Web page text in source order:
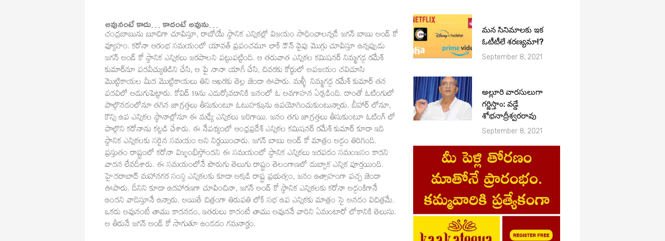
అవునంటే కాదు… కాదంటే అవును…
చంద్రబాబును బూచిగా చూపిస్తూ, రాబోయే స్థానిక ఎన్నికల్లో విజయం సాధించాలన్నదే జగన్ బాబు అండ్ కో
వ్యూహం. కరోనా ఆరంభ సమయంలో యావత్ ప్రపంచమూ లాక్ డౌన్ వైపు మొగ్గు చూపిస్తూ ఉన్నప్పుడు
జగన్ అండ్ కో స్థానిక ఎన్నికలు జరపాలని పట్టుపట్టింది. ఆ తరువాత ఎన్నికల కమిషనర్ నిమ్మగడ్డ రమేశ్
కుమార్‌నూ పదవీచ్యుతిడిని చేసి, ఆ పై నానా యాగీ చేసి, చివరకు కోర్టులో అపజయం చవిచూసి
మొట్టికాయల మీద మొట్టికాయలు తిని ఆఖరకు తెల్ల జెండా ఊపారు. మళ్ళీ నిమ్మగడ్డ రమేశ్ కుమార్ తన
పదవిలో అడుగుపెట్టారు. కోవిడ్ 19ను ఎదుర్కోవడానికి జనంలో ఓ అవగాహన ఏర్పడింది. దాంతో ఓటింగులో
పాల్గొనడంలోనూ తగిన జాగ్రత్తలు తీసుకుంటూ ఓటుహక్కును ఉపయోగించుకుంటున్నారు. బీహార్ లోనూ,
కొన్ని ఉప ఎన్నికల స్థానాల్లోనూ ఈ మధ్యే ఎన్నికలు జరిగాయి. జనం తగు జాగ్రత్తలు తీసుకుంటూ ఓటింగ్ లో
పాల్గొని కరోనాను కట్టడి చేశారు. ఈ నేపథ్యంలో ఆంధ్రప్రదేశ్ ఎన్నికల కమిషనర్ రమేశ్ కుమార్ కూడా ఇది
స్థానిక ఎన్నికలకు సరైన సమయం అని నిర్ణయించారు. జగన్ బాబు అండ్ కో మాత్రం అడ్డం తిరిగింది.
ప్రస్తుతం రాష్ట్రంలో కరోనా విజృంభిస్తోందని ఈ సమయంలో స్థానిక ఎన్నికలు జరపడం సమంజసం కాదని
వాదన లేవదీశారు. ఈ సమయంలోనే పొరుగు తెలుగు రాష్ట్రం తెలంగాణలో దుబ్బాక ఎన్నిక పూర్తయింది.
హైదరాబాద్ మహానగర సంస్థ ఎన్నికలకు కూడా అక్కడి రాష్ట్ర ప్రభుత్వం, జనం ఉత్సాహంగా పచ్చ జెండా
ఊపారు. దీనిని కూడా ఉదహారణగా చూపించినా, జగన్ అండ్ కో స్థానిక ఎన్నికలకు కరోనా అడ్డంకిగానే
ఉందని వాదిస్తూనే ఉన్నారు. అయితే చిత్రంగా తిరుపతి లోక్ సభ ఉప ఎన్నికకు మాత్రం సై అనడం విచిత్రమే.
ఒకరు అవునంటే తాము కాదనడం, ఇతరులు కాదంటే తాము అవుననే వారిని ఏమంటారో లోకానికి తెలుసు.
అ తీరునే జగన్ అండ్ కో సాగుతూ ఉండడం గమనార్హం.
మ‌న సినిమాల‌కు ఇక
ఓటీటీలే శ‌ర‌ణ్య‌మా!?
September 8, 2021
అల్లూరి వారసులుగా
గర్జిస్తాం: వడ్డే
శోభనాద్రీశ్వరరావు
September 8, 2021